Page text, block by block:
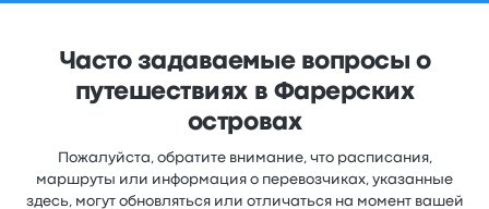
Часто задаваемые вопросы о
путешествиях в Фарерских
островах
Пожалуйста, обратите внимание, что расписания,
маршруты или информация о перевозчиках, указанные
здесь, могут обновляться или отличаться на момент вашей